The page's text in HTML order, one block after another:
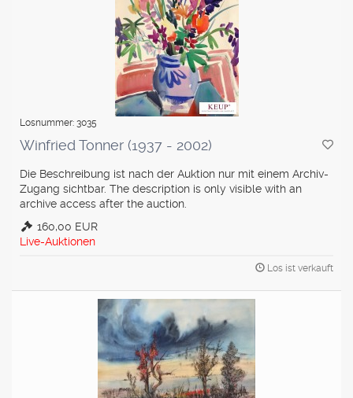
Losnummer: 3035
Winfried Tonner (1937 - 2002)
Die Beschreibung ist nach der Auktion nur mit einem Archiv-
Zugang sichtbar. The description is only visible with an
archive access after the auction.
160,00 EUR
Live-Auktionen
Los ist verkauft